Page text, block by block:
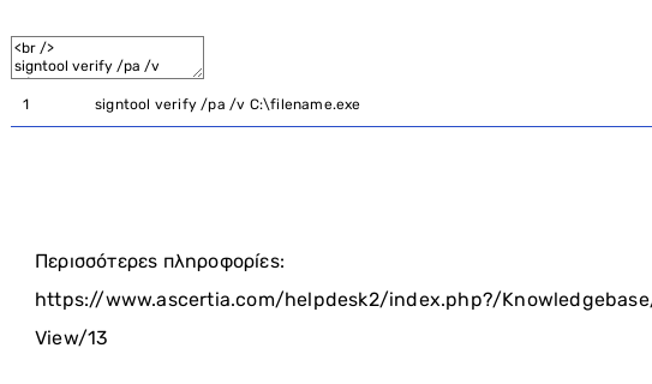
1 signtool verify /pa /v C:\filename.exe
Περισσότερες πληροφορίες:
https://www.ascertia.com/helpdesk2/index.php?/
View/13